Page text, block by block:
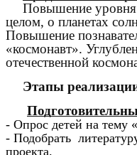
Повышение уровня
целом, о планетах
Повышение
«космонавт».
отечественной
Этапы
- Опрос детей на тему
- Подобрать
проекта.